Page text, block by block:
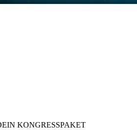
KONGRESSPAKET​